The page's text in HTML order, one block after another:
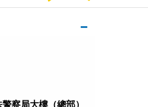
察局大樓（總部）